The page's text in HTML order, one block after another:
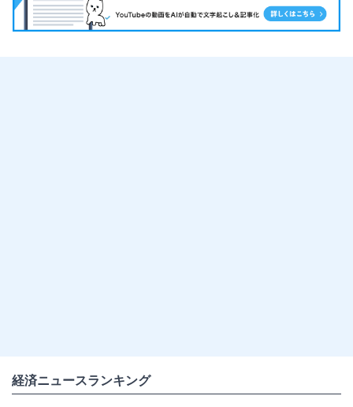
経済ニュースランキング